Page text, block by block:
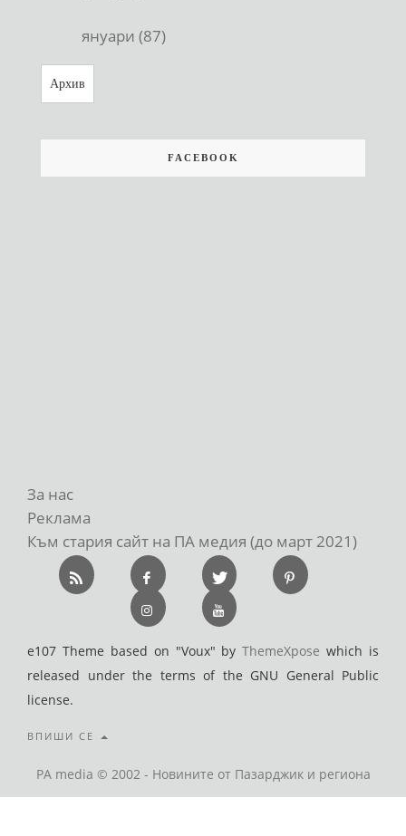
януари (87)
Архив
FACEBOOK
За нас
Реклама
Към стария сайт на ПА медия (до март 2021)
e107 Theme based on "Voux" byThemeXpose which is
released under the terms of the GNU General Public
license.
ВПИШИ СЕ
PA media © 2002 - Новините от Пазарджик и региона